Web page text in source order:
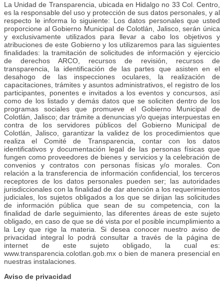
La Unidad de Transparencia, ubicada en Hidalgo no 33 Col. Centro,
es la responsable del uso y protección de sus datos personales, y al
respecto le informa lo siguiente: Los datos personales que usted
proporcione al Gobierno Municipal de Colotlán, Jalisco, serán única
y exclusivamente utilizados para llevar a cabo los objetivos y
atribuciones de este Gobierno y los utilizaremos para las siguientes
finalidades: la tramitación de solicitudes de información y ejercicio
de derechos ARCO, recursos de revisión, recursos de
transparencia, la identificación de las partes que asisten en el
desahogo de las inspecciones oculares, la realización de
capacitaciones, trámites y asuntos administrativos, el registro de los
participantes, ponentes e invitados a los eventos y concursos, así
como de los listado y demás datos que se soliciten dentro de los
programas sociales que promueve el Gobierno Municipal de
Colotlán, Jalisco; dar trámite a denuncias y/o quejas interpuestas en
contra de los servidores públicos del Gobierno Municipal de
Colotlán, Jalisco, garantizar la validez de los procedimientos que
realiza el Comité de Transparencia, contar con los datos
identificativos y documentación legal de las personas físicas que
fungen como proveedores de bienes y servicios y la celebración de
convenios y contratos con personas físicas y/o morales. Con
relación a la transferencia de información confidencial, los terceros
receptores de los datos personales pueden ser; las autoridades
jurisdiccionales con la finalidad de dar atención a los requerimientos
judiciales, los sujetos obligados a los que se dirijan las solicitudes
de información pública que sean de su competencia, con la
finalidad de darle seguimiento, las diferentes áreas de este sujeto
obligado, en caso de que se dé vista por el posible incumplimiento a
la Ley que rige la materia. Si desea conocer nuestro aviso de
privacidad integral lo podrá consultar a través de la página de
internet de este sujeto obligado, la cual es:
www.transparencia.colotlan.gob.mx o bien de manera presencial en
nuestras instalaciones.
Aviso de privacidad